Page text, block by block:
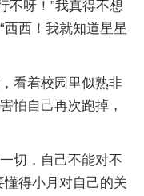
不呀！”我真得不想
西！我就知道星星
看着校园里似熟非
怕自己再次跑掉，
切，自己不能对不
懂得小月对自己的关